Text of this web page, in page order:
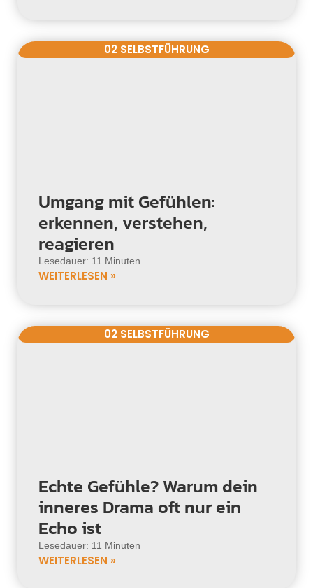
02 SELBSTFÜHRUNG
Umgang mit Gefühlen:
erkennen, verstehen,
reagieren
Lesedauer: 11 Minuten
WEITERLESEN »
02 SELBSTFÜHRUNG
Echte Gefühle? Warum dein
inneres Drama oft nur ein
Echo ist
Lesedauer: 11 Minuten
WEITERLESEN »